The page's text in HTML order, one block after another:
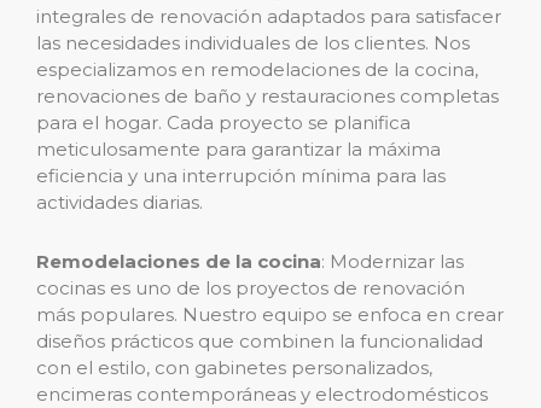
integrales de renovación adaptados para satisfacer
las necesidades individuales de los clientes. Nos
especializamos en remodelaciones de la cocina,
renovaciones de baño y restauraciones completas
para el hogar. Cada proyecto se planifica
meticulosamente para garantizar la máxima
eficiencia y una interrupción mínima para las
actividades diarias.
Remodelaciones de la cocina: Modernizar las
cocinas es uno de los proyectos de renovación
más populares. Nuestro equipo se enfoca en crear
diseños prácticos que combinen la funcionalidad
con el estilo, con gabinetes personalizados,
encimeras contemporáneas y electrodomésticos